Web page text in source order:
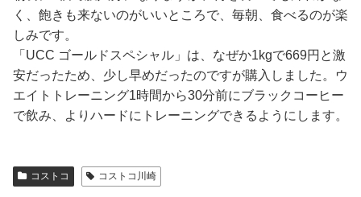
く、飽きも来ないのがいいところで、毎朝、食べるのが楽
しみです。
「UCC ゴールドスペシャル」は、なぜか1kgで669円と激
安だったため、少し早めだったのですが購入しました。ウ
エイトトレーニング1時間から30分前にブラックコーヒー
で飲み、よりハードにトレーニングできるようにします。
コストコ コストコ川崎